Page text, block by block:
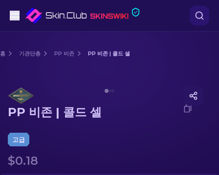
돌격소총
저격소총
장갑
홈 기관단총 PP 비존 PP 비존 | 콜드 셀
PP 비존 | 콜드 셀
고급
$0.18